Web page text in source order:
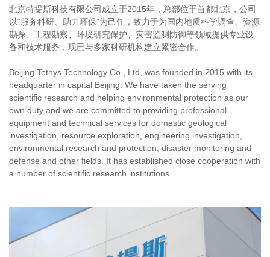
北京特提斯科技有限公司成立于2015年，总部位于首都北京，公司
以“服务科研、助力环保”为己任，致力于为国内地质科学调查、资源
勘探、工程勘察、环境研究保护、灾害监测防御等领域提供专业设
备和技术服务，现已与多家科研机构建立紧密合作。
Beijing Tethys Technology Co., Ltd, was founded in 2015 with its
headquarter in capital Beijing. We have taken the serving
scientific research and helping environmental protection as our
own duty and we are committed to providing professional
equipment and technical services for domestic geological
investigation, resource exploration, engineering investigation,
environmental research and protection, disaster monitoring and
defense and other fields. It has established close cooperation with
a number of scientific research institutions.